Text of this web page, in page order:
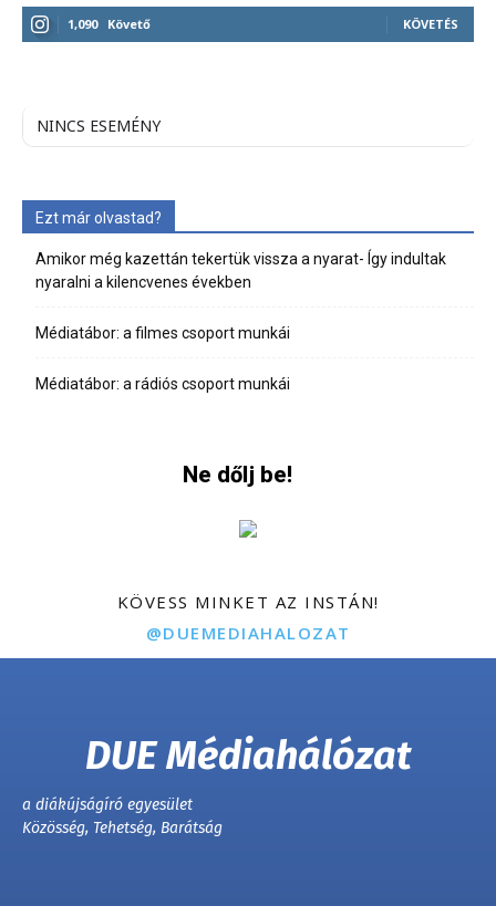
1,090 Követő KÖVETÉS
NINCS ESEMÉNY
Ezt már olvastad?
Amikor még kazettán tekertük vissza a nyarat- Így indultak
nyaralni a kilencvenes években
Médiatábor: a filmes csoport munkái
Médiatábor: a rádiós csoport munkái
Ne dőlj be!
KÖVESS MINKET AZ INSTÁN!
@DUEMEDIAHALOZAT
DUE Médiahálózat
a diákújságíró egyesület
Közösség, Tehetség, Barátság